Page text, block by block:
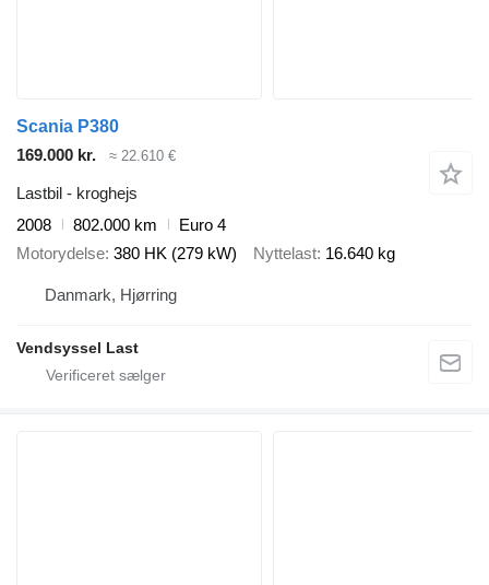
Scania P380
169.000 kr.
≈ 22.610 €
Lastbil - kroghejs
2008
802.000 km
Euro 4
Motorydelse 380 HK (279 kW) Nyttelast 16.640 kg
Danmark, Hjørring
Vendsyssel Last